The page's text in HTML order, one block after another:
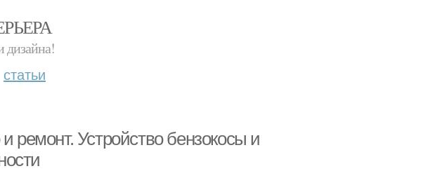
дизайна!
статьи
ремонт. Устройство бензокосы и